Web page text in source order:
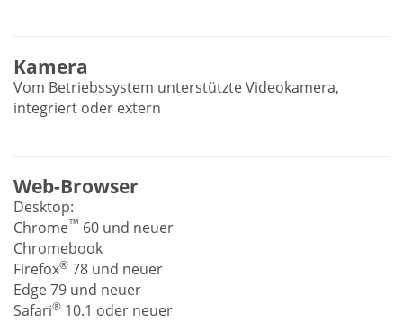
Kamera
Vom Betriebssystem unterstützte Videokamera,
integriert oder extern
Web-Browser
Desktop:
Chrome™ 60 und neuer
Chromebook
Firefox® 78 und neuer
Edge 79 und neuer
Safari® 10.1 oder neuer